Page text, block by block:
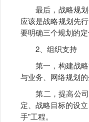
最后，战略规划
应该是战略规划先
要明确三个规划的
2、组织支持
第一，构建战略
与业务、网络规划的
第二，提高公司
定、战略目标的设
手”工程。